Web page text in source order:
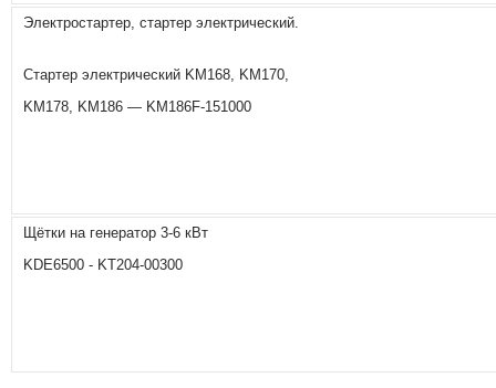
Электростартер, стартер электрический.
Стартер электрический KM168, KM170,
KM178, KM186 — KM186F-151000
Щётки на генератор 3-6 кВт
KDE6500 - KT204-00300